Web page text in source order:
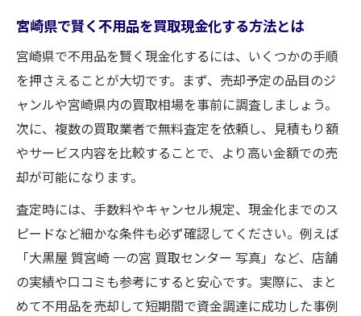
買取価格に差が出る宮崎の活用法と工夫
れ
口コミ活用で見極める宮崎県の買取店選び
買取のプロが教える宮崎県での納得売却術
宮崎県で賢く不用品を買取現金化する方法とは
宮崎県で不用品を賢く現金化するには、いくつかの手順
を押さえることが大切です。まず、売却予定の品目のジ
ャンルや宮崎県内の買取相場を事前に調査しましょう。
次に、複数の買取業者で無料査定を依頼し、見積もり額
やサービス内容を比較することで、より高い金額での売
却が可能になります。
査定時には、手数料やキャンセル規定、現金化までのス
ピードなど細かな条件も必ず確認してください。例えば
「大黒屋 質宮崎 一の宮 買取センター 写真」など、店舗
の実績や口コミも参考にすると安心です。実際に、まと
めて不用品を売却して短期間で資金調達に成功した事例